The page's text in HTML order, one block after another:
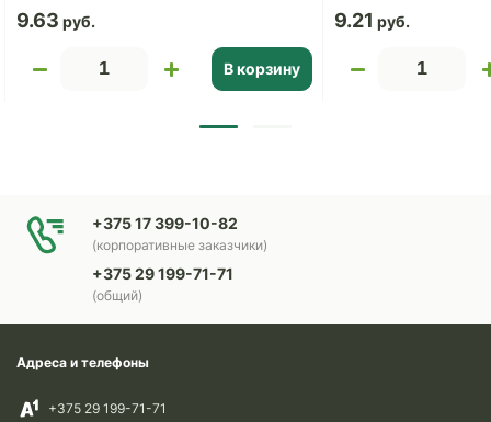
9.63
В корзину
9.21
+375 17 399-10-82
(корпоративные заказчики)
+375 29 199-71-71
(общий)
Адреса и телефоны
+375 29 199-71-71